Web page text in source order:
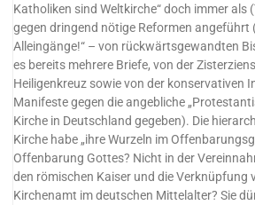
Katholiken sind Weltkirche“ doch immer als
gegen dringend nötige Reformen angeführt
Alleingänge!“ – von rückwärtsgewandten
es bereits mehrere Briefe, von der
Heiligenkreuz sowie von der konservativen
Manifeste gegen die angebliche
Kirche in Deutschland gegeben). Die
Kirche habe „ihre Wurzeln im
Offenbarung Gottes? Nicht in der
den römischen Kaiser und die Verknüpfung
Kirchenamt im deutschen Mittelalter? Sie